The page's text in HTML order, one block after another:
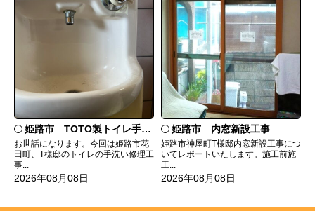
姫路市 TOTO製トイレ手洗いの水漏れ修理
お世話になります。今回は姫路市花
田町、T様邸のトイレの手洗い修理工
事...
2026年08月08日
姫路市 内窓新設工事
姫路市神屋町T様邸内窓新設工事につ
いてレポートいたします。施工前施
工...
2026年08月08日